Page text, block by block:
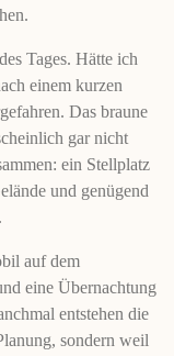
Tages. Hätte ich
einem kurzen
Das braune
gar nicht
ein Stellplatz
und genügend
auf dem
eine Übernachtung
entstehen die
sondern weil